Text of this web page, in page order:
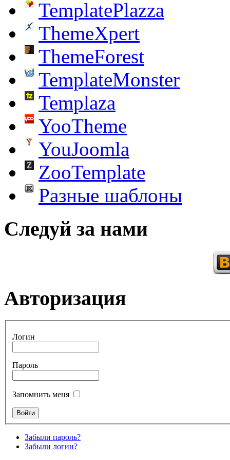
TemplatePlazza
ThemeXpert
ThemeForest
TemplateMonster
Templaza
YooTheme
YouJoomla
ZooTemplate
Разные шаблоны
Следуй за нами
Авторизация
Логин
Пароль
Запомнить меня
Забыли пароль?
Забыли логин?